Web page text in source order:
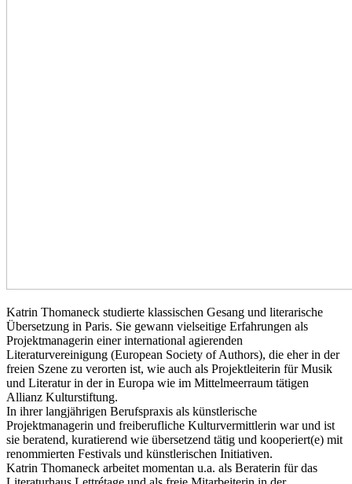
Katrin Thomaneck studierte klassischen Gesang und literarische
Übersetzung in Paris. Sie gewann vielseitige Erfahrungen als
Projektmanagerin einer international agierenden
Literaturvereinigung (European Society of Authors), die eher in der
freien Szene zu verorten ist, wie auch als Projektleiterin für Musik
und Literatur in der in Europa wie im Mittelmeerraum tätigen
Allianz Kulturstiftung.
In ihrer langjährigen Berufspraxis als künstlerische
Projektmanagerin und freiberufliche Kulturvermittlerin war und ist
sie beratend, kuratierend wie übersetzend tätig und kooperiert(e) mit
renommierten Festivals und künstlerischen Initiativen.
Katrin Thomaneck arbeitet momentan u.a. als Beraterin für das